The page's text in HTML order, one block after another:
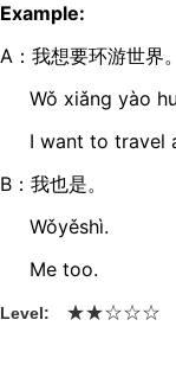
Example:
A：我想要环游世界。
Wǒ xiǎnɡ yào
I want to travel
B：我也是。
Wǒyěshì.
Me too.
Level: ★★☆☆☆